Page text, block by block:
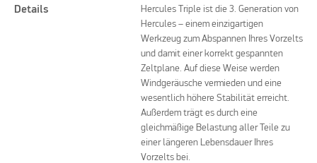
Details
Hercules Triple ist die 3. Generation von
Hercules – einem einzigartigen
Werkzeug zum Abspannen Ihres Vorzelts
und damit einer korrekt gespannten
Zeltplane. Auf diese Weise werden
Windgeräusche vermieden und eine
wesentlich höhere Stabilität erreicht.
Außerdem trägt es durch eine
gleichmäßige Belastung aller Teile zu
einer längeren Lebensdauer Ihres
Vorzelts bei.